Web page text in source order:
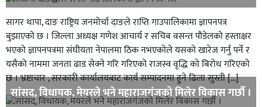
सागर थापा, दाङ राष्ट्रिय जनमोर्चा दाङले राप्ति गाउपालिकामा ज्ञापनपत्र
बुझाएको छ । जिल्ला अध्यक्ष गणेश आचार्य र सचिब वसन्त पौडेलको हस्ताक्षर
भएको ज्ञापनपत्रमा संघीयता नेपालमा ठिक नभएकोले यसको खारेज गर्नु पर्ने र
यसैको नाममा जनता ढाड सेक्ने गरि गरिएको राजस्व वृद्धि को बिरोध गरिएको
छ । भ्रष्टाचार , सरकारी कार्यालयबाट कार्य सम्पादनमा हुने ढिला सुस्ती […]
सांसद, विधायक, मेयरले भने महाराजगंजको मिलेर विकास गर्छौ ।